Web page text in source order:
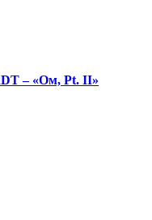
– «Ом, Pt. II»